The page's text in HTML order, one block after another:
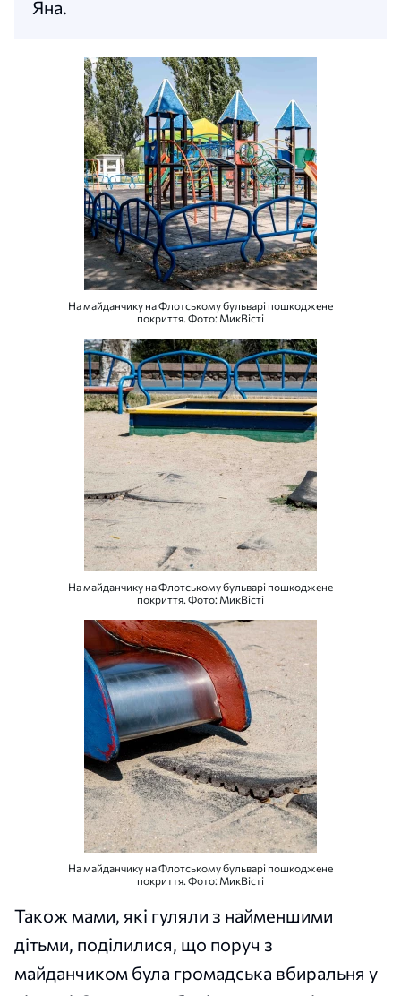
Яна.
На майданчику на Флотському бульварі пошкоджене
покриття. Фото: МикВісті
На майданчику на Флотському бульварі пошкоджене
покриття. Фото: МикВісті
На майданчику на Флотському бульварі пошкоджене
покриття. Фото: МикВісті
Також мами, які гуляли з найменшими
дітьми, поділилися, що поруч з
майданчиком була громадська вбиральня у